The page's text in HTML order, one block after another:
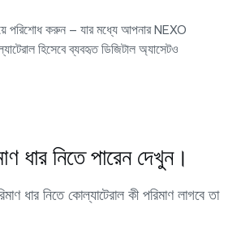
পরিশোধ করুন – যার মধ্যে আপনার NEXO
হিসেবে ব্যবহৃত ডিজিটাল অ্যাসেটও
ধার নিতে পারেন দেখুন।
ধার নিতে কোল্যাটেরাল কী পরিমাণ লাগবে তা